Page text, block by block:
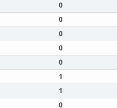
0
0
0
0
0
1
1
0